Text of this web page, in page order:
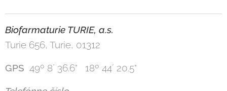
Biofarmaturie TURIE, a.s.
Turie 656, Turie, 01312
GPS 49º 8´ 36.6" 18º 44´ 20.5"